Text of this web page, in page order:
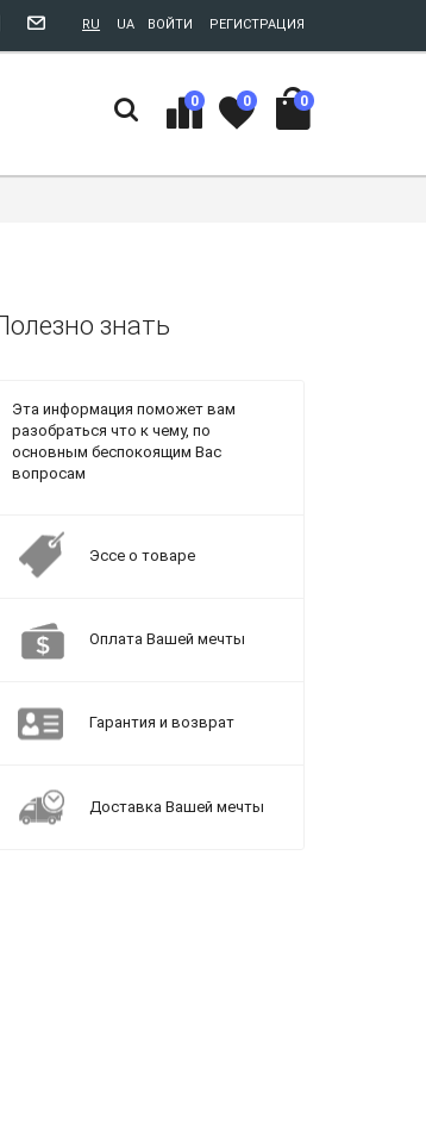
ВОЙТИ РЕГИСТРАЦИЯ
RU UA
0 0 0
знать
Эта информация поможет вам
разобраться что к чему, по
основным беспокоящим Вас
вопросам
Эссе о товаре
Оплата Вашей мечты
Гарантия и возврат
Доставка Вашей мечты